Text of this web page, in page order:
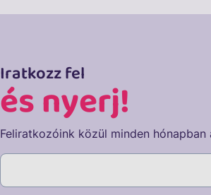
Iratkozz fel
és nyerj!
Feliratkozóink közül minden